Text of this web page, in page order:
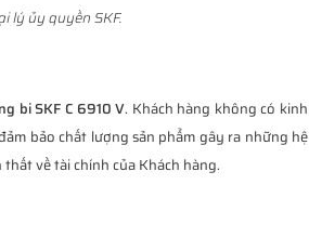
lý ủy quyền SKF.
bi SKF C 6910 V. Khách hàng không có kinh
bảo chất lượng sản phẩm gây ra những hệ
về tài chính của Khách hàng.